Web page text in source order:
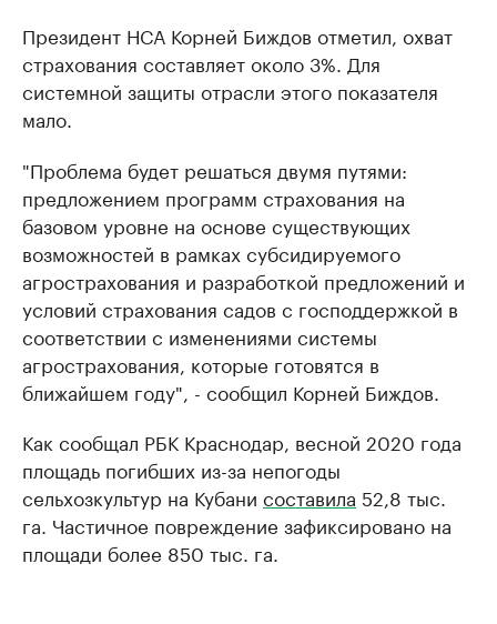
Президент НСА Корней Биждов отметил, охват
страхования составляет около 3%. Для
системной защиты отрасли этого показателя
мало.
"Проблема будет решаться двумя путями:
предложением программ страхования на
базовом уровне на основе существующих
возможностей в рамках субсидируемого
агрострахования и разработкой предложений и
условий страхования садов с господдержкой в
соответствии с изменениями системы
агрострахования, которые готовятся в
ближайшем году", - сообщил Корней Биждов.
Как сообщал РБК Краснодар, весной 2020 года
площадь погибших из-за непогоды
сельхозкультур на Кубани составила 52,8 тыс.
га. Частичное повреждение зафиксировано на
площади более 850 тыс. га.